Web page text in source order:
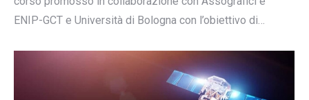
ENIP-GCT e Università di Bologna con l’obiettivo di…